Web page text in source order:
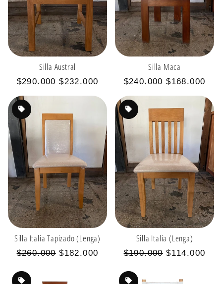
Silla Austral
Precio
habitual
$290.000 Precio
de
$232.000
Silla Maca
Precio
habitual
$240.000 Precio
de
oferta
$168.000
Silla Italia Tapizado (Lenga)
Precio
$260.000 Precio
$182.000
Silla Italia (Lenga)
Precio
$190.000 Precio
oferta
$114.000